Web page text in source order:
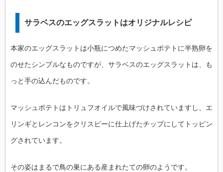
サラベスのエッグスラットはオリジナルレシピ
本家のエッグスラットは小瓶につめたマッシュポテトに半熟卵を
のせたシンプルなものですが、サラベスのエッグスラットは、も
っと手の込んだものです。
マッシュポテトはトリュフオイルで風味づけされていますし、エ
リンギとレンコンをクリスピーに仕上げたチップにしてトッピン
グされています。
その姿はまるで鳥の巣にある産まれたての卵のようです。